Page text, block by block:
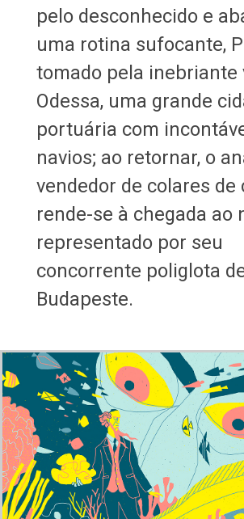
pelo desconhecido e
uma rotina sufocante,
tomado pela inebriante
Odessa, uma grande
portuária com
navios; ao retornar, o
vendedor de colares de
rende-se à chegada ao
representado por seu
concorrente poliglota
Budapeste.